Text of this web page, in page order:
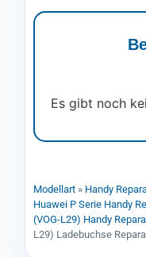
Es gibt noch
Modellart » Handy
Huawei P Serie Handy
(VOG-L29) Handy
L29) Ladebuchse